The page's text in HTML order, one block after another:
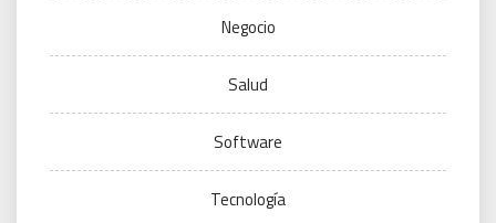
Negocio
Salud
Software
Tecnología